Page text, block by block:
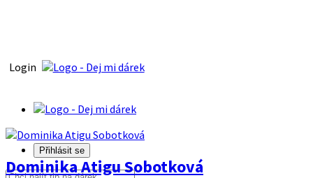
Login
Přihlásit se
Dominika Atigu Sobotková